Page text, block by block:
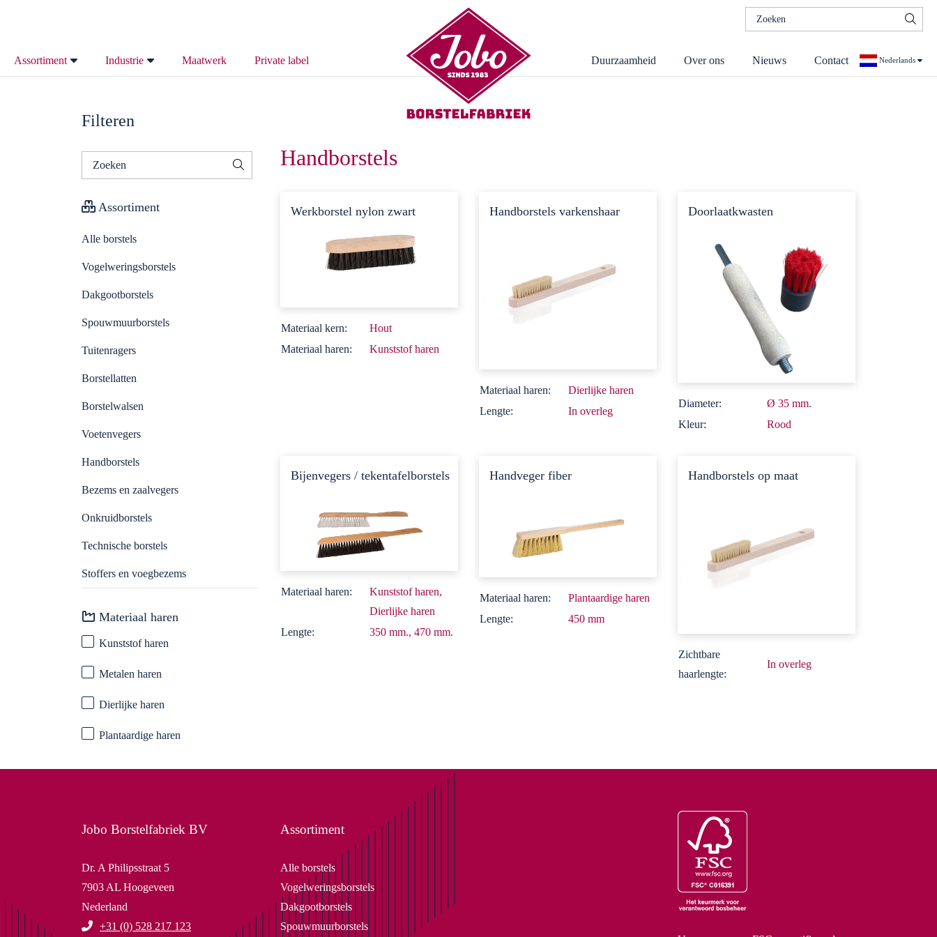
Zoeken
naar:
Assortiment
Dakgootborstels
Spouwmuurborstels
Borstelwalsen
Voetenvegers
Stoffers en voegbezems
Onkruidborstels
Industrie
Bouwindustrie
Metaalindustrie
Machinebouw
Voedselindustrie
Spouwmuurisolatie
Grafische industrie
Maatwerk Private label Duurzaamheid Over ons Nieuws Contact Nederlands
Filteren
Zoeken
Assortiment
Alle borstels
Vogelweringsborstels
Dakgootborstels
Spouwmuurborstels
Tuitenragers
Borstellatten
Borstelwalsen
Voetenvegers
Handborstels
Bezems en zaalvegers
Onkruidborstels
Technische borstels
Stoffers en voegbezems
Materiaal haren
Kunststof haren
Metalen haren
Dierlijke haren
Plantaardige haren
Handborstels
Werkborstel nylon zwart
Materiaal kern:
Hout
Materiaal haren:
Kunststof haren
Handborstels varkenshaar
Materiaal haren:
Dierlijke haren
Lengte:
In overleg
Doorlaatkwasten
Diameter:
Ø 35 mm.
Kleur:
Rood
Bijenvegers / tekentafelborstels
Materiaal haren:
Kunststof haren,
Dierlijke haren
Lengte:
350 mm., 470 mm.
Handveger fiber
Materiaal haren:
Plantaardige haren
Lengte:
450 mm
Handborstels op maat
Zichtbare
haarlengte:
In overleg
Jobo Borstelfabriek BV
Dr. A Philipsstraat 5
7903 AL Hoogeveen
Nederland
+31 (0) 528 217 123
Assortiment
Alle borstels
Vogelweringsborstels
Dakgootborstels
Spouwmuurborstels